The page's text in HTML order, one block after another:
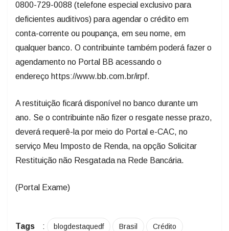
0800-729-0088 (telefone especial exclusivo para
deficientes auditivos) para agendar o crédito em
conta-corrente ou poupança, em seu nome, em
qualquer banco. O contribuinte também poderá fazer o
agendamento no Portal BB acessando o
endereço https://www.bb.com.br/irpf.
A restituição ficará disponível no banco durante um
ano. Se o contribuinte não fizer o resgate nesse prazo,
deverá requerê-la por meio do Portal e-CAC, no
serviço Meu Imposto de Renda, na opção Solicitar
Restituição não Resgatada na Rede Bancária.
(Portal Exame)
Tags : blogdestaquedf Brasil Crédito